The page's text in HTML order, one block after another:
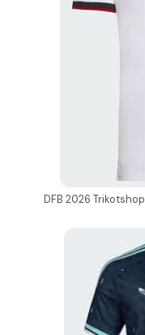
DFB 2026 Trikotshop